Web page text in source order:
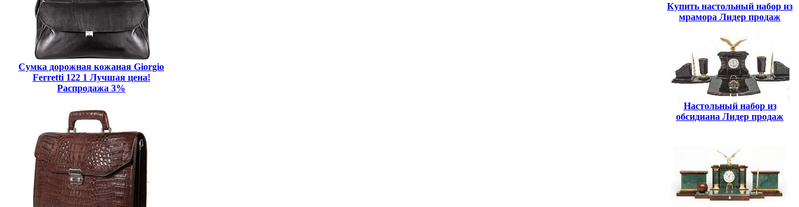
Сумка дорожная кожаная Giorgio
Ferretti 122 1 Лучшая цена!
Распродажа 3%
Купить настольный набор из
мрамора Лидер продаж
Настольный набор из
обсидиана Лидер продаж